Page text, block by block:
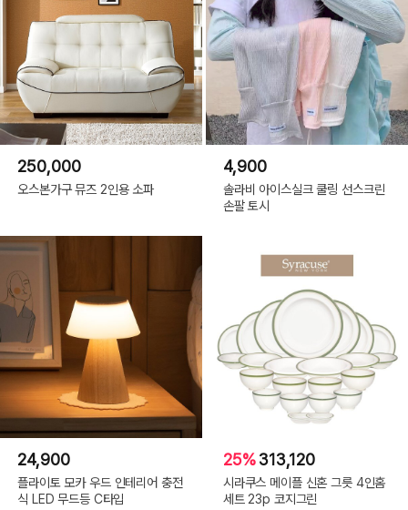
250,000
오스본가구 뮤즈 2인용 소파
4,900
솔라비 아이스실크 쿨링 선스크린
손팔 토시
24,900
플라이토 모카 우드 인테리어 충전
식 LED 무드등 C타입
25%313,120
시라쿠스 메이플 신혼 그릇 4인홈
세트 23p 코지그린